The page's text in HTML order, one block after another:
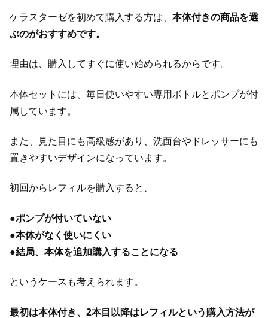
ケラスターゼを初めて購入する方は、 本体付きの商品を選
ぶのがおすすめです。
理由は、購入してすぐに使い始められるからです。
本体セットには、毎日使いやすい専用ボトルとポンプが付
属しています。
また、見た目にも高級感があり、洗面台やドレッサーにも
置きやすいデザインになっています。
初回からレフィルを購入すると、
●ポンプが付いていない
●本体がなく使いにくい
●結局、本体を追加購入することになる
というケースも考えられます。
最初は本体付き、2本目以降はレフィルという購入方法が